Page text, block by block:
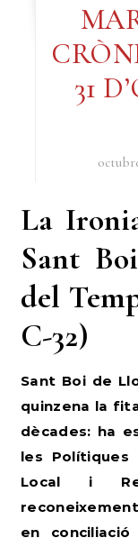
31
La
Sant
del
C-32)
Sant Boi de
quinzena la
dècades: ha
les Polítiques
Local i
en